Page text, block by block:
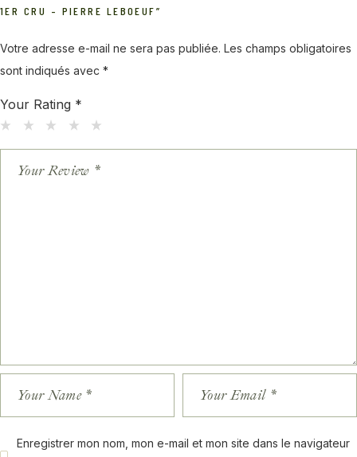
1ER CRU – PIERRE LEBOEUF”
Votre adresse e-mail ne sera pas publiée. Les champs obligatoires
sont indiqués avec *
Your Rating *
Enregistrer mon nom, mon e-mail et mon site dans le navigateur